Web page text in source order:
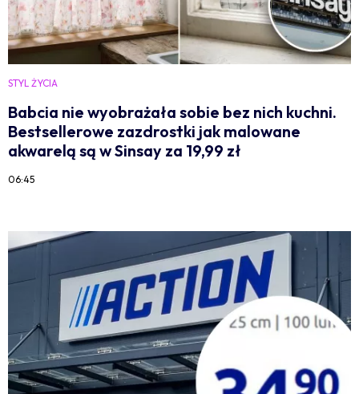
STYL ŻYCIA
Babcia nie wyobrażała sobie bez nich kuchni.
Bestsellerowe zazdrostki jak malowane
akwarelą są w Sinsay za 19,99 zł
06:45